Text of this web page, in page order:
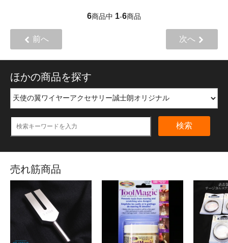
6商品中 1-6商品
前へ 次へ
ほかの商品を探す
検索
売れ筋商品